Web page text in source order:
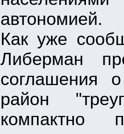
автономией.
Как уже
Либерман
соглашения
район
компактно